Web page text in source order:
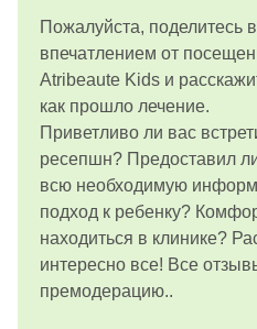
Пожалуйста, поделитесь
впечатлением от
Atribeaute Kids и
как прошло лечение.
Приветливо ли вас
ресепшн? Предоставил
всю необходимую
подход к ребенку?
находиться в клинике?
интересно все! Все
премодерацию..